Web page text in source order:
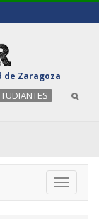
de Zaragoza
Toggle